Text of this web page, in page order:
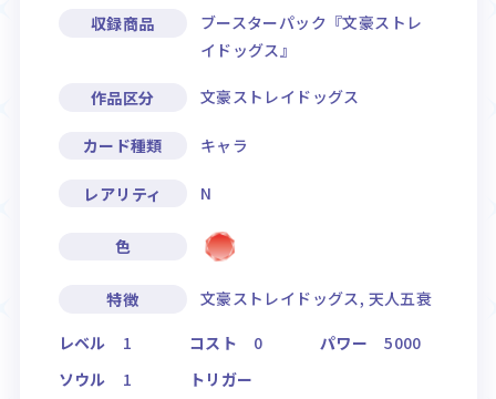
収録商品
ブースターパック『文豪ストレ
イドッグス』
作品区分 文豪ストレイドッグス
カード種類 キャラ
レアリティ N
色
特徴
文豪ストレイドッグス, 天人五衰
レベル
1 コスト 0 パワー
5000
ソウル
1 トリガー